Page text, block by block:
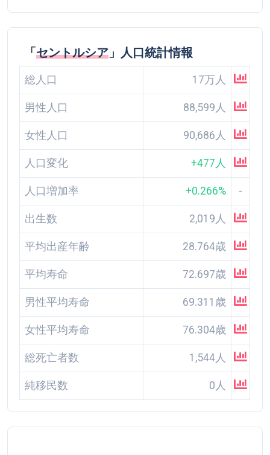
「セントルシア」人口統計情報
総人口 17万人
男性人口 88,599人
女性人口 90,686人
人口変化 +477人
人口増加率 +0.266% -
出生数 2,019人
平均出産年齢 28.764歳
平均寿命 72.697歳
男性平均寿命 69.311歳
女性平均寿命 76.304歳
総死亡者数 1,544人
純移民数 0人